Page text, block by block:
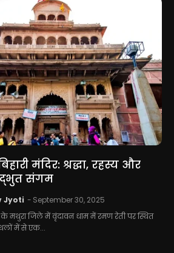
मंदिर: श्रद्धा, रहस्य और
संगम
Jyoti - September 30, 2025
के मथुरा जिले में वृंदावन धाम में रमण रेती पर स्थित
में से एक...